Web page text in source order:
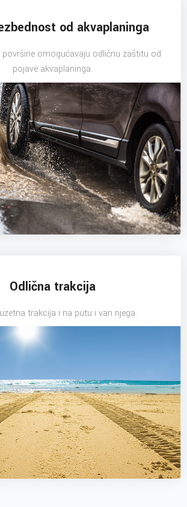
od akvaplaninga
površine omogućavaju odličnu zaštitu od
pojave akvaplaninga.
Odlična trakcija
trakcija i na putu i van njega.